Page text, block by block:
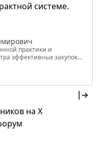
системе.
практики и
эффективных закупок
на X